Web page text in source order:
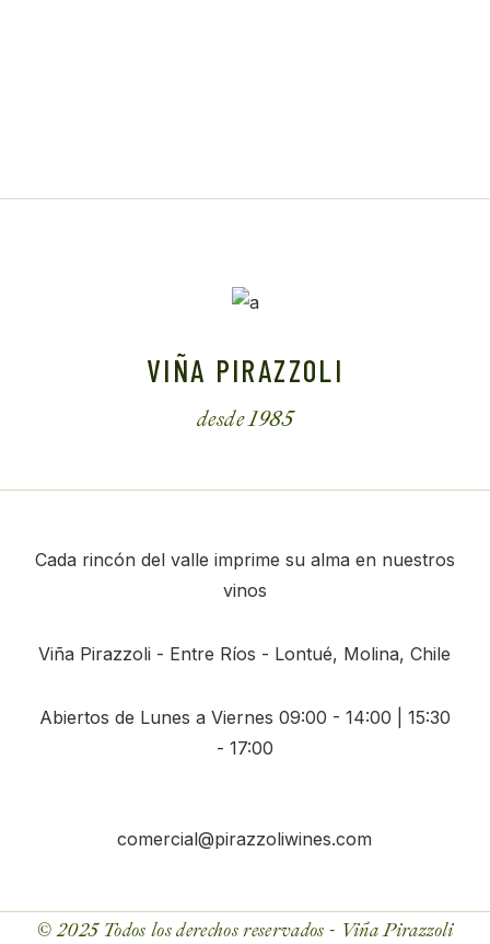
VIÑA PIRAZZOLI
desde 1985
Cada rincón del valle imprime su alma en nuestros
vinos
Viña Pirazzoli - Entre Ríos - Lontué, Molina, Chile
Abiertos de Lunes a Viernes 09:00 - 14:00 | 15:30
- 17:00
comercial@pirazzoliwines.com
© 2025 Todos los derechos reservados - Viña Pirazzoli